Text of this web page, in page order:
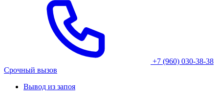
+7 (960) 030-38-38
Срочный вызов
Вывод из запоя